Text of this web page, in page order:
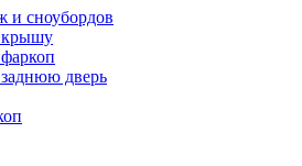
и сноубордов
крышу
дверь